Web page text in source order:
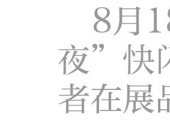
8月
夜”快
者在展